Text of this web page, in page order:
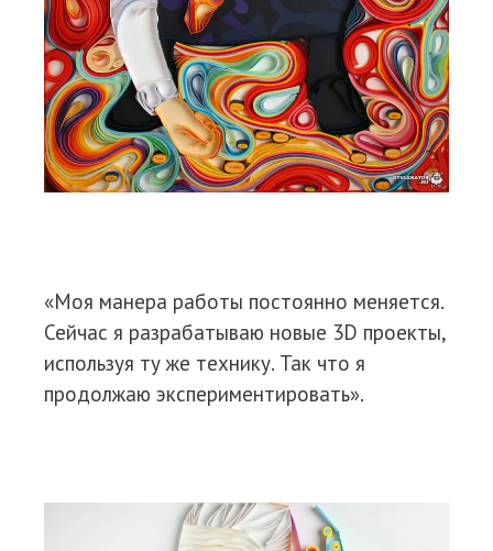
«Моя манера работы постоянно меняется.
Сейчас я разрабатываю новые 3D проекты,
используя ту же технику. Так что я
продолжаю экспериментировать».